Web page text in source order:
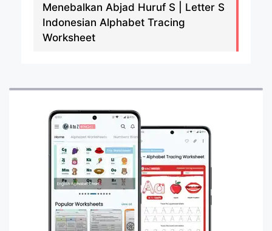
Menebalkan Abjad Huruf S | Letter S
Indonesian Alphabet Tracing
Worksheet